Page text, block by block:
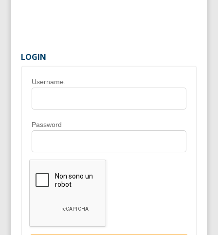
LOGIN
Username:
Password